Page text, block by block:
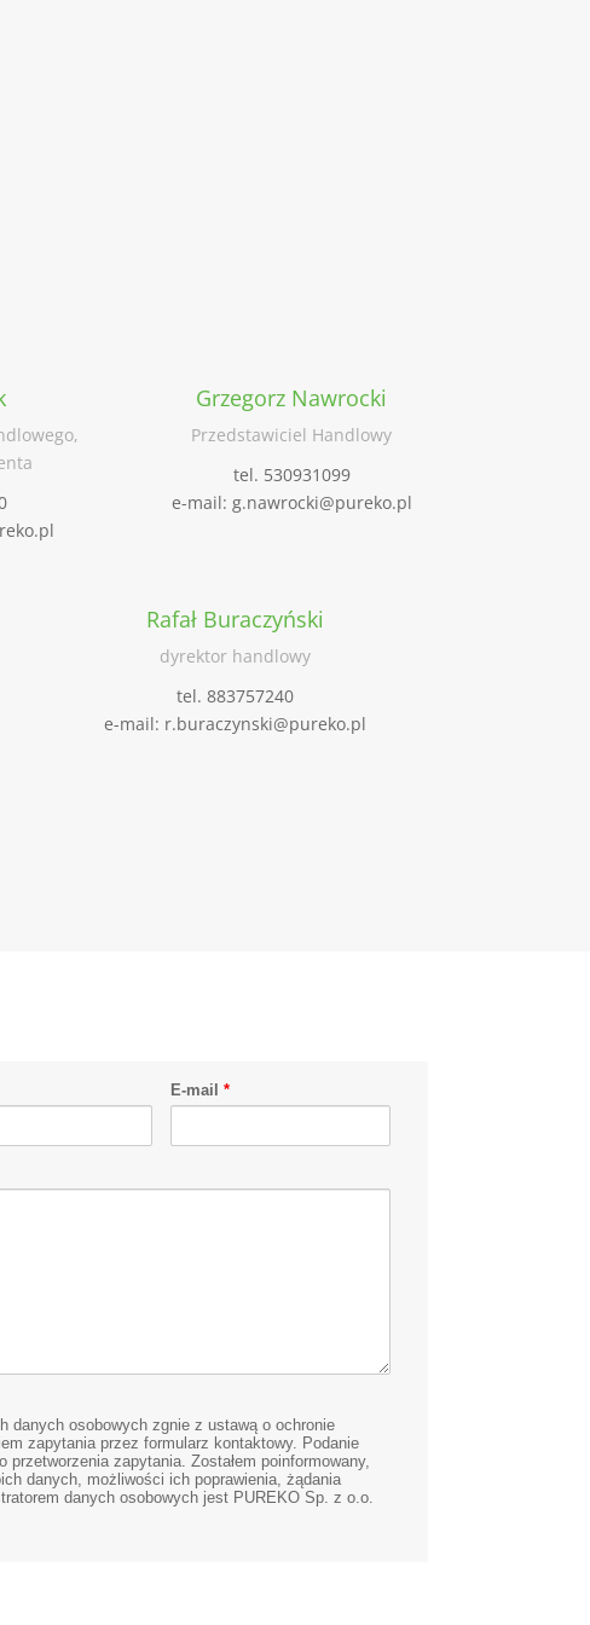
Grzegorz Nawrocki
Przedstawiciel Handlowy
tel. 530931099
e-mail: g.nawrocki@pureko.pl
Rafał Buraczyński
dyrektor handlowy
tel. 883757240
e-mail: r.buraczynski@pureko.pl
E-mail*
danych osobowych zgnie z ustawą o ochronie
zapytania przez formularz kontaktowy. Podanie
zapytania. Zostałem poinformowany,
danych, możliwości ich poprawienia, żądania
danych osobowych jest PUREKO Sp. z o.o.